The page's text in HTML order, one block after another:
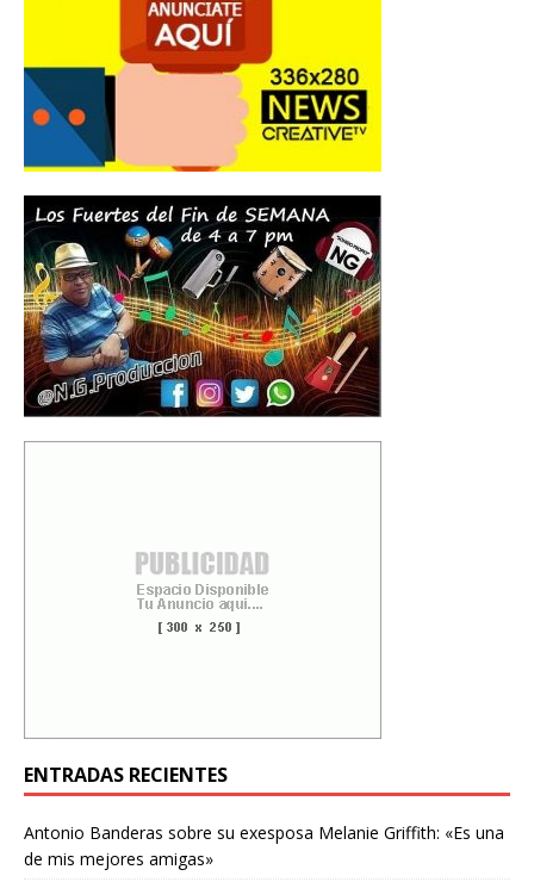
ENTRADAS RECIENTES
Antonio Banderas sobre su exesposa Melanie Griffith: «Es una
de mis mejores amigas»